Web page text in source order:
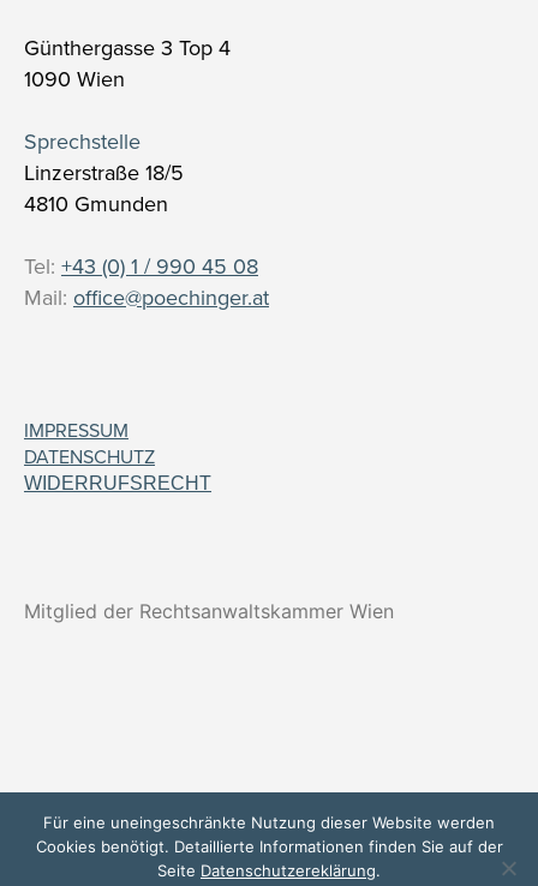
Günthergasse 3 Top 4
1090 Wien
Sprechstelle
Linzerstraße 18/5
4810 Gmunden
Tel: +43 (0) 1 / 990 45 08
Mail: office@poechinger.at
IMPRESSUM
DATENSCHUTZ
WIDERRUFSRECHT
Mitglied der Rechtsanwaltskammer Wien
Für eine uneingeschränkte Nutzung dieser Website werden
Cookies benötigt. Detaillierte Informationen finden Sie auf der
Seite Datenschutzereklärung.